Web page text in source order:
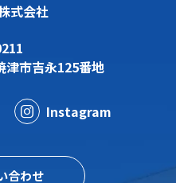
式会社
津市吉永125番地
Instagram
合わせ